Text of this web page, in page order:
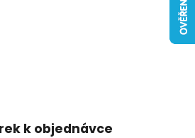
k objednávce